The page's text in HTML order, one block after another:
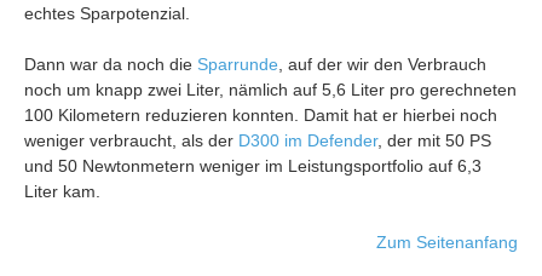
echtes Sparpotenzial.
Dann war da noch die Sparrunde , auf der wir den Verbrauch
noch um knapp zwei Liter, nämlich auf 5,6 Liter pro gerechneten
100 Kilometern reduzieren konnten. Damit hat er hierbei noch
weniger verbraucht, als der D300 im Defender, der mit 50 PS
und 50 Newtonmetern weniger im Leistungsportfolio auf 6,3
Liter kam.
Zum Seitenanfang